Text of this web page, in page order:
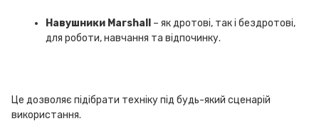
Навушники Marshall
– як дротові, так і бездротові,
для роботи, навчання та відпочинку.
Це дозволяє підібрати техніку під будь-який сценарій
використання.